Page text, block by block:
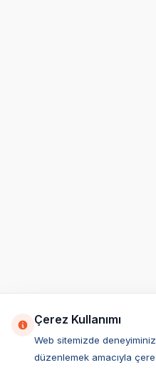
Çerez Kullanımı
Web sitemizde
düzenlemek amacıyla